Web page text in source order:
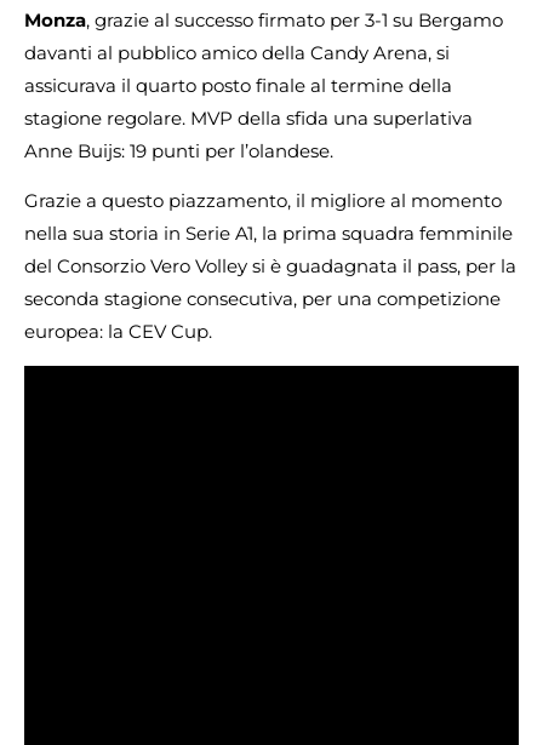
Monza, grazie al successo firmato per 3-1 su Bergamo
davanti al pubblico amico della Candy Arena, si
assicurava il quarto posto finale al termine della
stagione regolare. MVP della sfida una superlativa
Anne Buijs: 19 punti per l’olandese.
Grazie a questo piazzamento, il migliore al momento
nella sua storia in Serie A1, la prima squadra femminile
del Consorzio Vero Volley si è guadagnata il pass, per la
seconda stagione consecutiva, per una competizione
europea: la CEV Cup.